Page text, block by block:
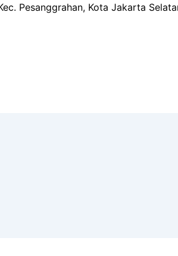
Pesanggrahan, Kota Jakarta